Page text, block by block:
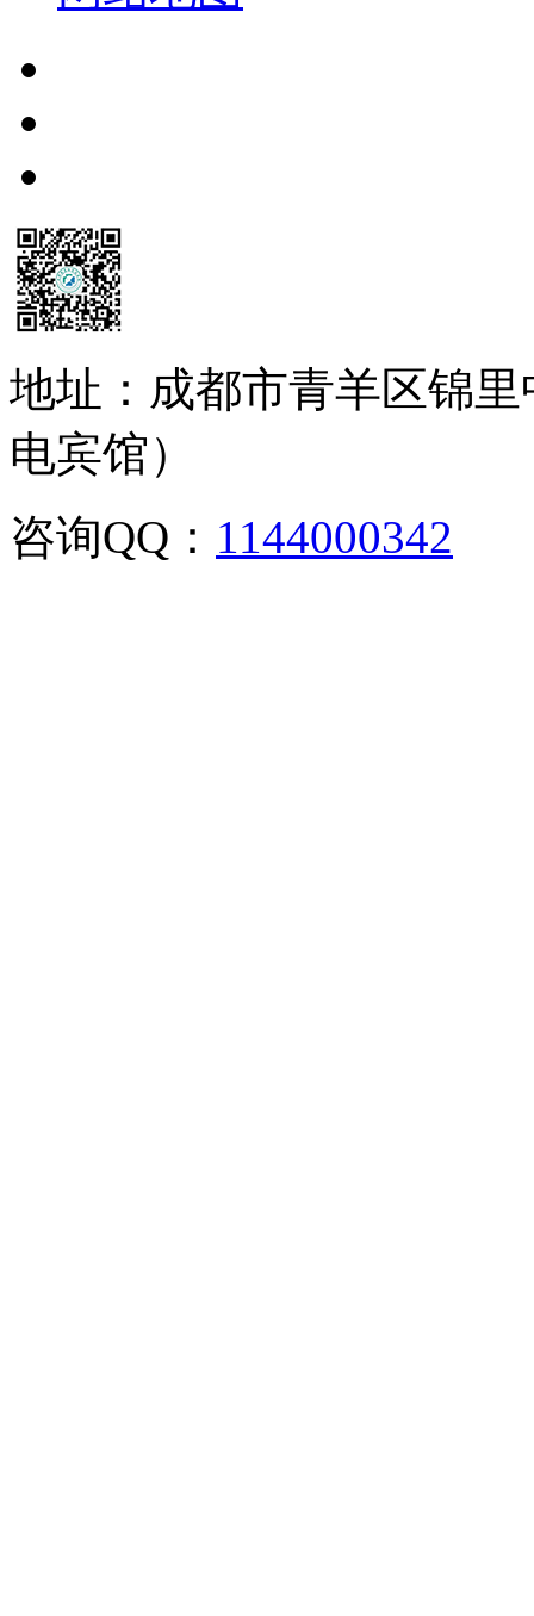
地址：成都市青羊区锦
电宾馆）
咨询QQ： 1144000342